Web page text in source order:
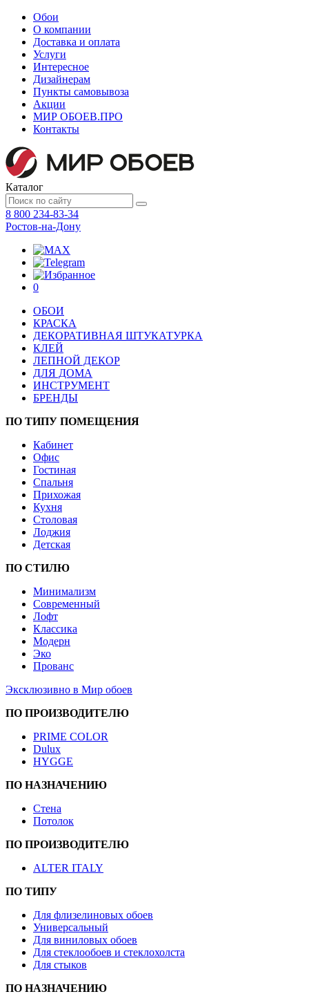
Обои
О компании
Доставка и оплата
Услуги
Интересное
Дизайнерам
Пункты самовывоза
Акции
МИР ОБОЕВ.ПРО
Контакты
Каталог
8 800 234-83-34
Ростов-на-Дону
0
ОБОИ
КРАСКА
ДЕКОРАТИВНАЯ ШТУКАТУРКА
КЛЕЙ
ЛЕПНОЙ ДЕКОР
ДЛЯ ДОМА
ИНСТРУМЕНТ
БРЕНДЫ
ПО ТИПУ ПОМЕЩЕНИЯ
Кабинет
Офис
Гостиная
Спальня
Прихожая
Кухня
Столовая
Лоджия
Детская
ПО СТИЛЮ
Минимализм
Современный
Лофт
Классика
Модерн
Эко
Прованс
Эксклюзивно в Мир обоев
ПО ПРОИЗВОДИТЕЛЮ
PRIME COLOR
Dulux
HYGGE
ПО НАЗНАЧЕНИЮ
Стена
Потолок
ПО ПРОИЗВОДИТЕЛЮ
ALTER ITALY
ПО ТИПУ
Для флизелиновых обоев
Универсальный
Для виниловых обоев
Для стеклообоев и стеклохолста
Для стыков
ПО НАЗНАЧЕНИЮ